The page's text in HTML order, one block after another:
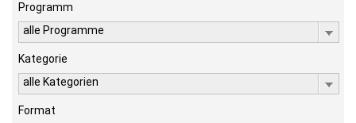
Programm
alle Programme
Kategorie
alle Kategorien
Format